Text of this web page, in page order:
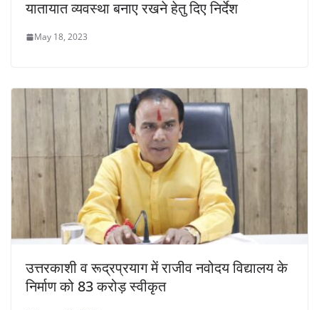
यातायात व्यवस्था बनाए रखने हेतु दिए निर्देश
May 18, 2023
उत्तरकाशी व रूद्रप्रयाग में राजीव नवोदय विद्यालय के
निर्माण को 83 करोड़ स्वीकृत